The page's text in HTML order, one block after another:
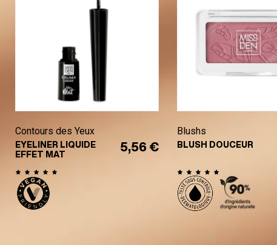
Contours des Yeux
EYELINER LIQUIDE
EFFET MAT
5,56 €
Blushs
BLUSH DOUCEUR